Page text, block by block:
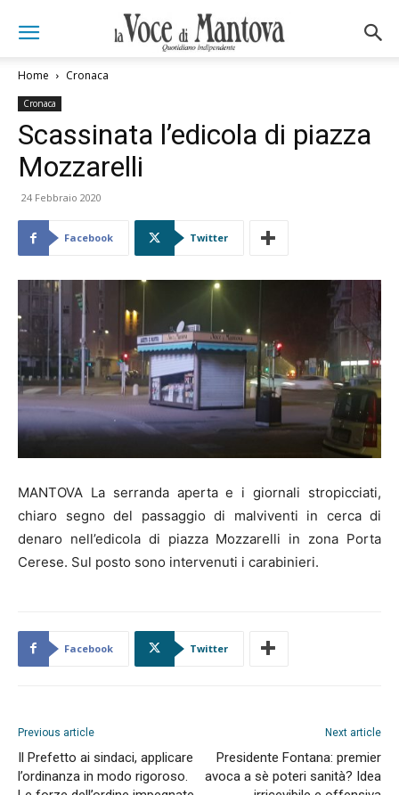
Home Cronaca
Cronaca
Scassinata l’edicola di piazza
Mozzarelli
24 Febbraio 2020
Facebook Twitter
MANTOVA La serranda aperta e i giornali stropicciati,
chiaro segno del passaggio di malviventi in cerca di
denaro nell’edicola di piazza Mozzarelli in zona Porta
Cerese. Sul posto sono intervenuti i carabinieri.
Facebook Twitter
Previous article
Il Prefetto ai sindaci, applicare
l’ordinanza in modo rigoroso.
Next article
Presidente Fontana: premier
avoca a sè poteri sanità? Idea